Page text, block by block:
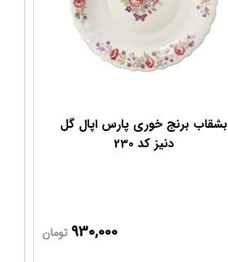
بشقاب برنج خوری پارس اپال گل
دنیز کد 230
930,000 تومان